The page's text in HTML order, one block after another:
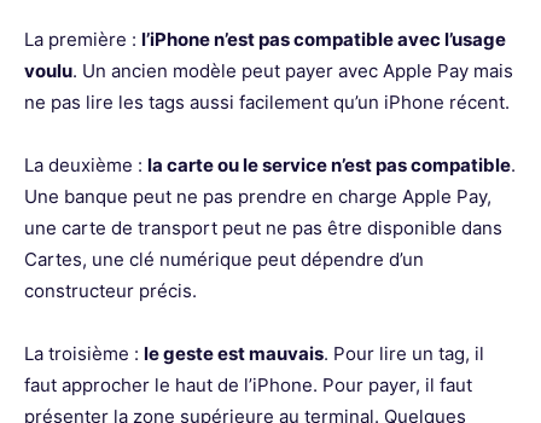
La première : l’iPhone n’est pas compatible avec l’usage
voulu. Un ancien modèle peut payer avec Apple Pay mais
ne pas lire les tags aussi facilement qu’un iPhone récent.
La deuxième : la carte ou le service n’est pas compatible.
Une banque peut ne pas prendre en charge Apple Pay,
une carte de transport peut ne pas être disponible dans
Cartes, une clé numérique peut dépendre d’un
constructeur précis.
La troisième : le geste est mauvais. Pour lire un tag, il
faut approcher le haut de l’iPhone. Pour payer, il faut
présenter la zone supérieure au terminal. Quelques